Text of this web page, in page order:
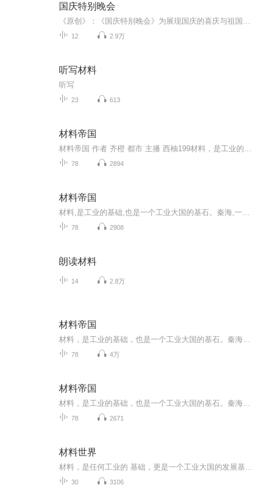
国庆特别晚会
12 2.9万
听写材料
听写
23 613
材料帝国
78 2894
材料帝国
78 2908
朗读材料
14 2.8万
材料帝国
78 4万
材料帝国
78 2671
材料世界
30 3106